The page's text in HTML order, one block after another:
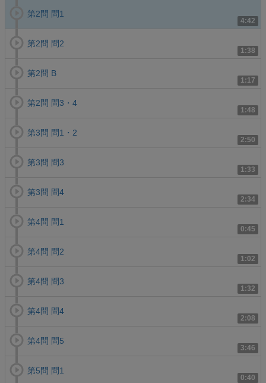
4:42
第2問 問1
1:38
第2問 問2
1:17
第2問 B
1:48
第2問 問3・4
2:50
第3問 問1・2
1:33
第3問 問3
2:34
第3問 問4
0:45
第4問 問1
1:02
第4問 問2
1:32
第4問 問3
2:08
第4問 問4
3:46
第4問 問5
0:40
第5問 問1